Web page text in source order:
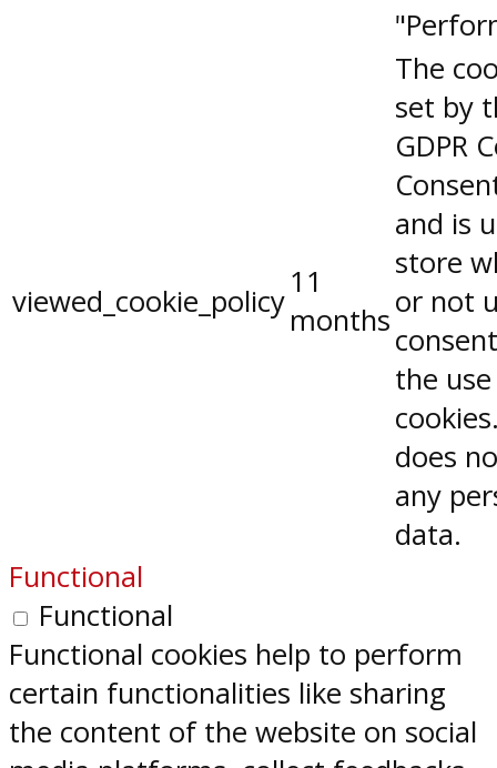
viewed_cookie_policy
11
months
The
set by
GDPR
and is
store
or not
the
does
any
data.
Functional
Functional
Functional cookies help to perform
certain functionalities like sharing
the content of the website on social